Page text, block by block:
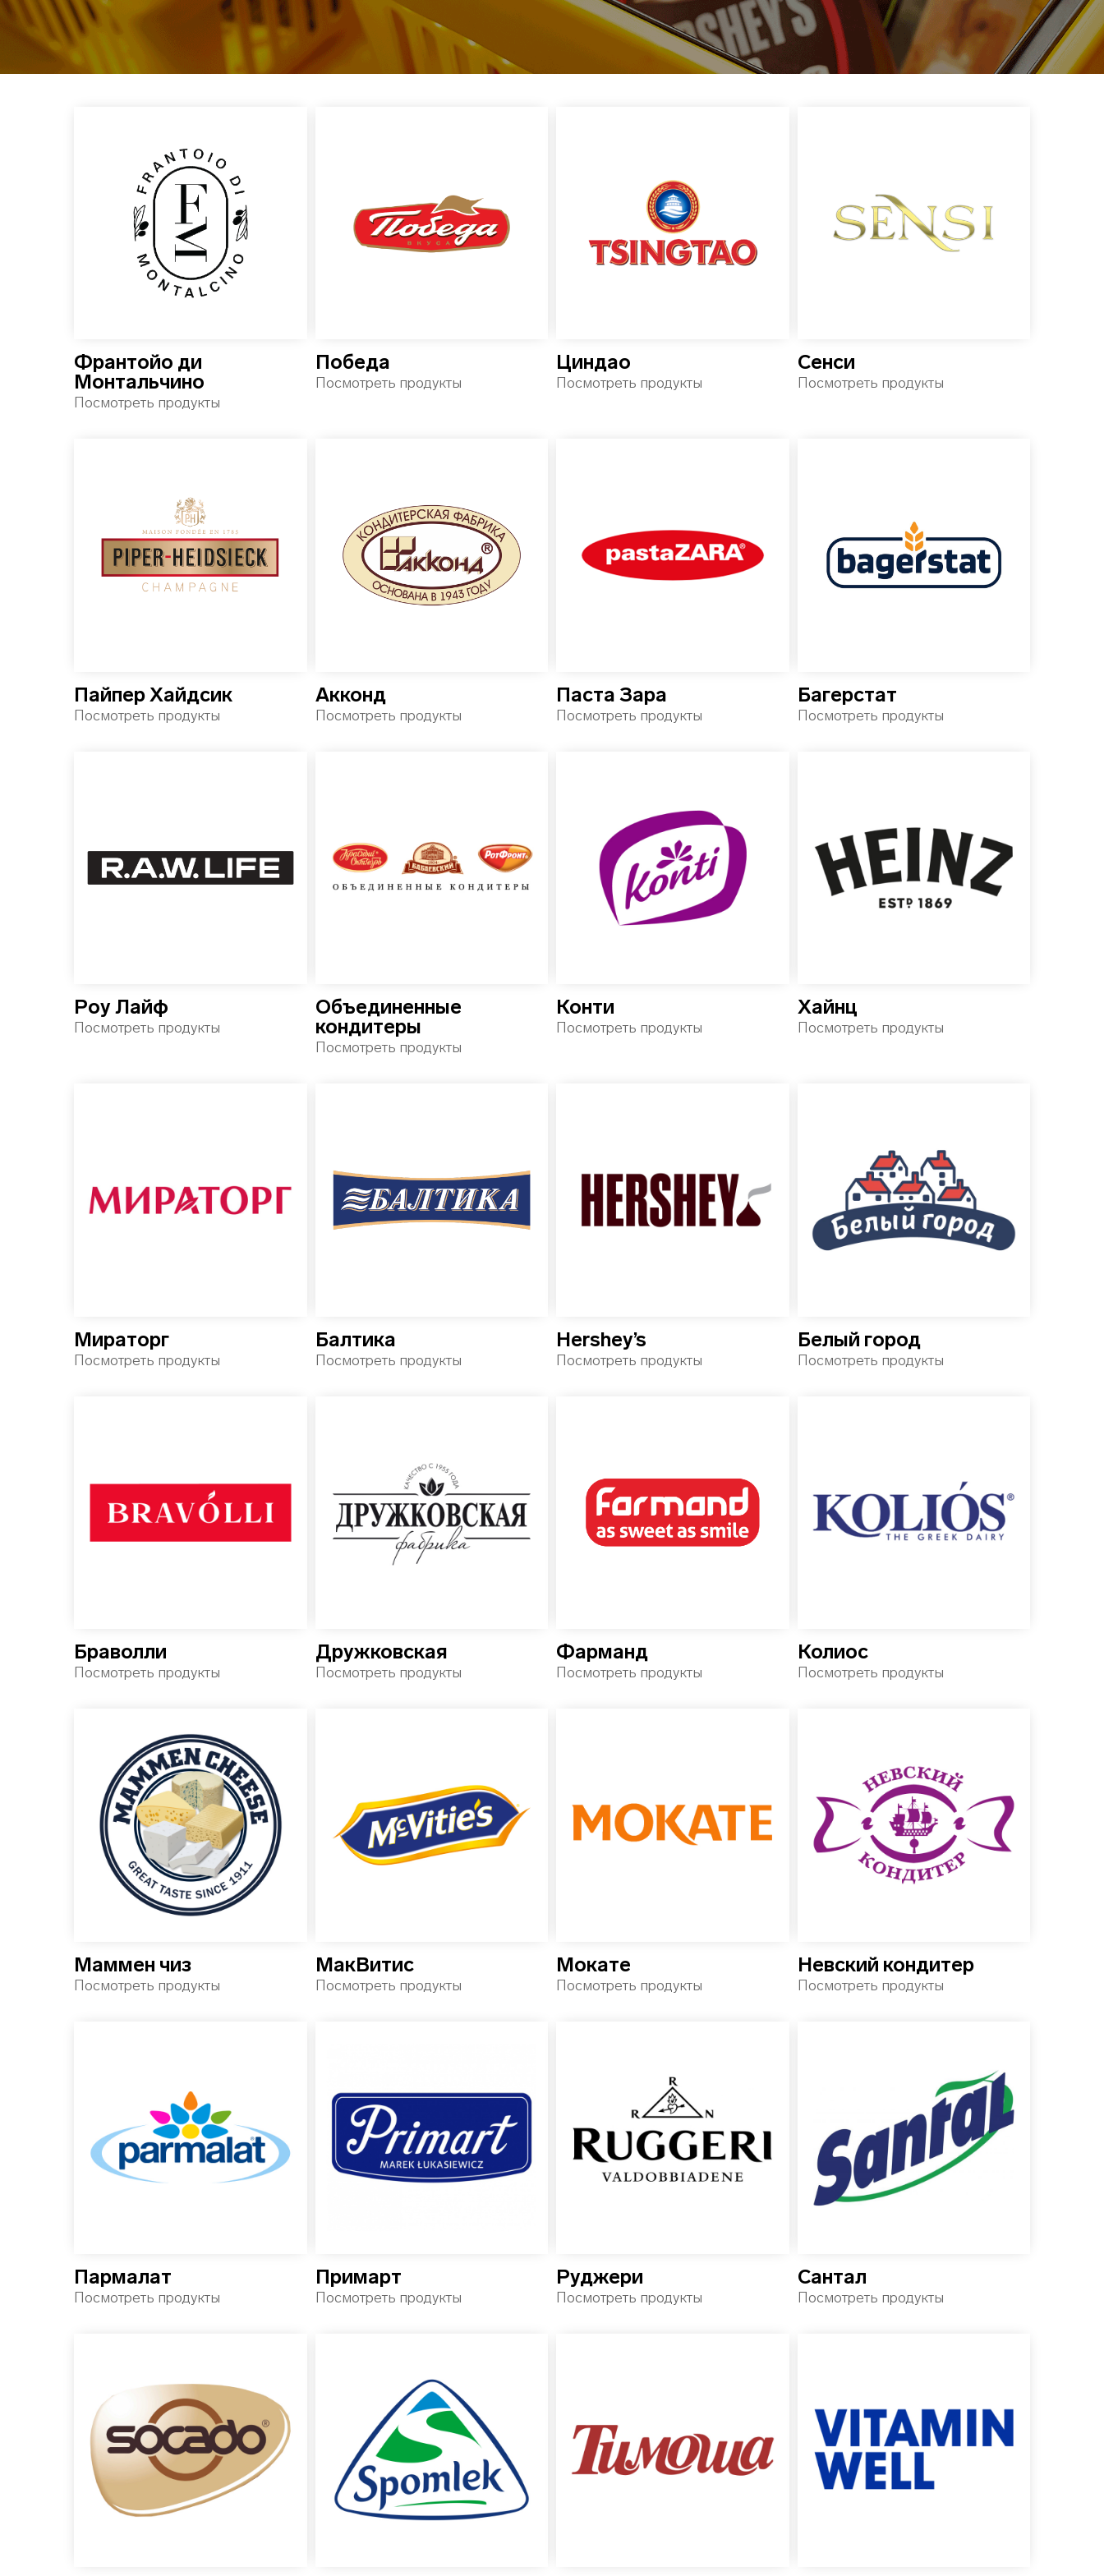
Франтойо ди
Монтальчино
Посмотреть продукты
Победа
Посмотреть продукты
Циндао
Посмотреть продукты
Сенси
Посмотреть продукты
Пайпер Хайдсик
Посмотреть продукты
Акконд
Посмотреть продукты
Паста Зара
Посмотреть продукты
Багерстат
Посмотреть продукты
Роу Лайф
Посмотреть продукты
Объединенные
кондитеры
Посмотреть продукты
Конти
Посмотреть продукты
Хайнц
Посмотреть продукты
Мираторг
Посмотреть продукты
Балтика
Посмотреть продукты
Hershey’s
Посмотреть продукты
Белый город
Посмотреть продукты
Браволли
Посмотреть продукты
Дружковская
Посмотреть продукты
Фарманд
Посмотреть продукты
Колиос
Посмотреть продукты
Маммен чиз
Посмотреть продукты
МакВитис
Посмотреть продукты
Мокате
Посмотреть продукты
Невский кондитер
Посмотреть продукты
Пармалат
Посмотреть продукты
Примарт
Посмотреть продукты
Руджери
Посмотреть продукты
Сантал
Посмотреть продукты